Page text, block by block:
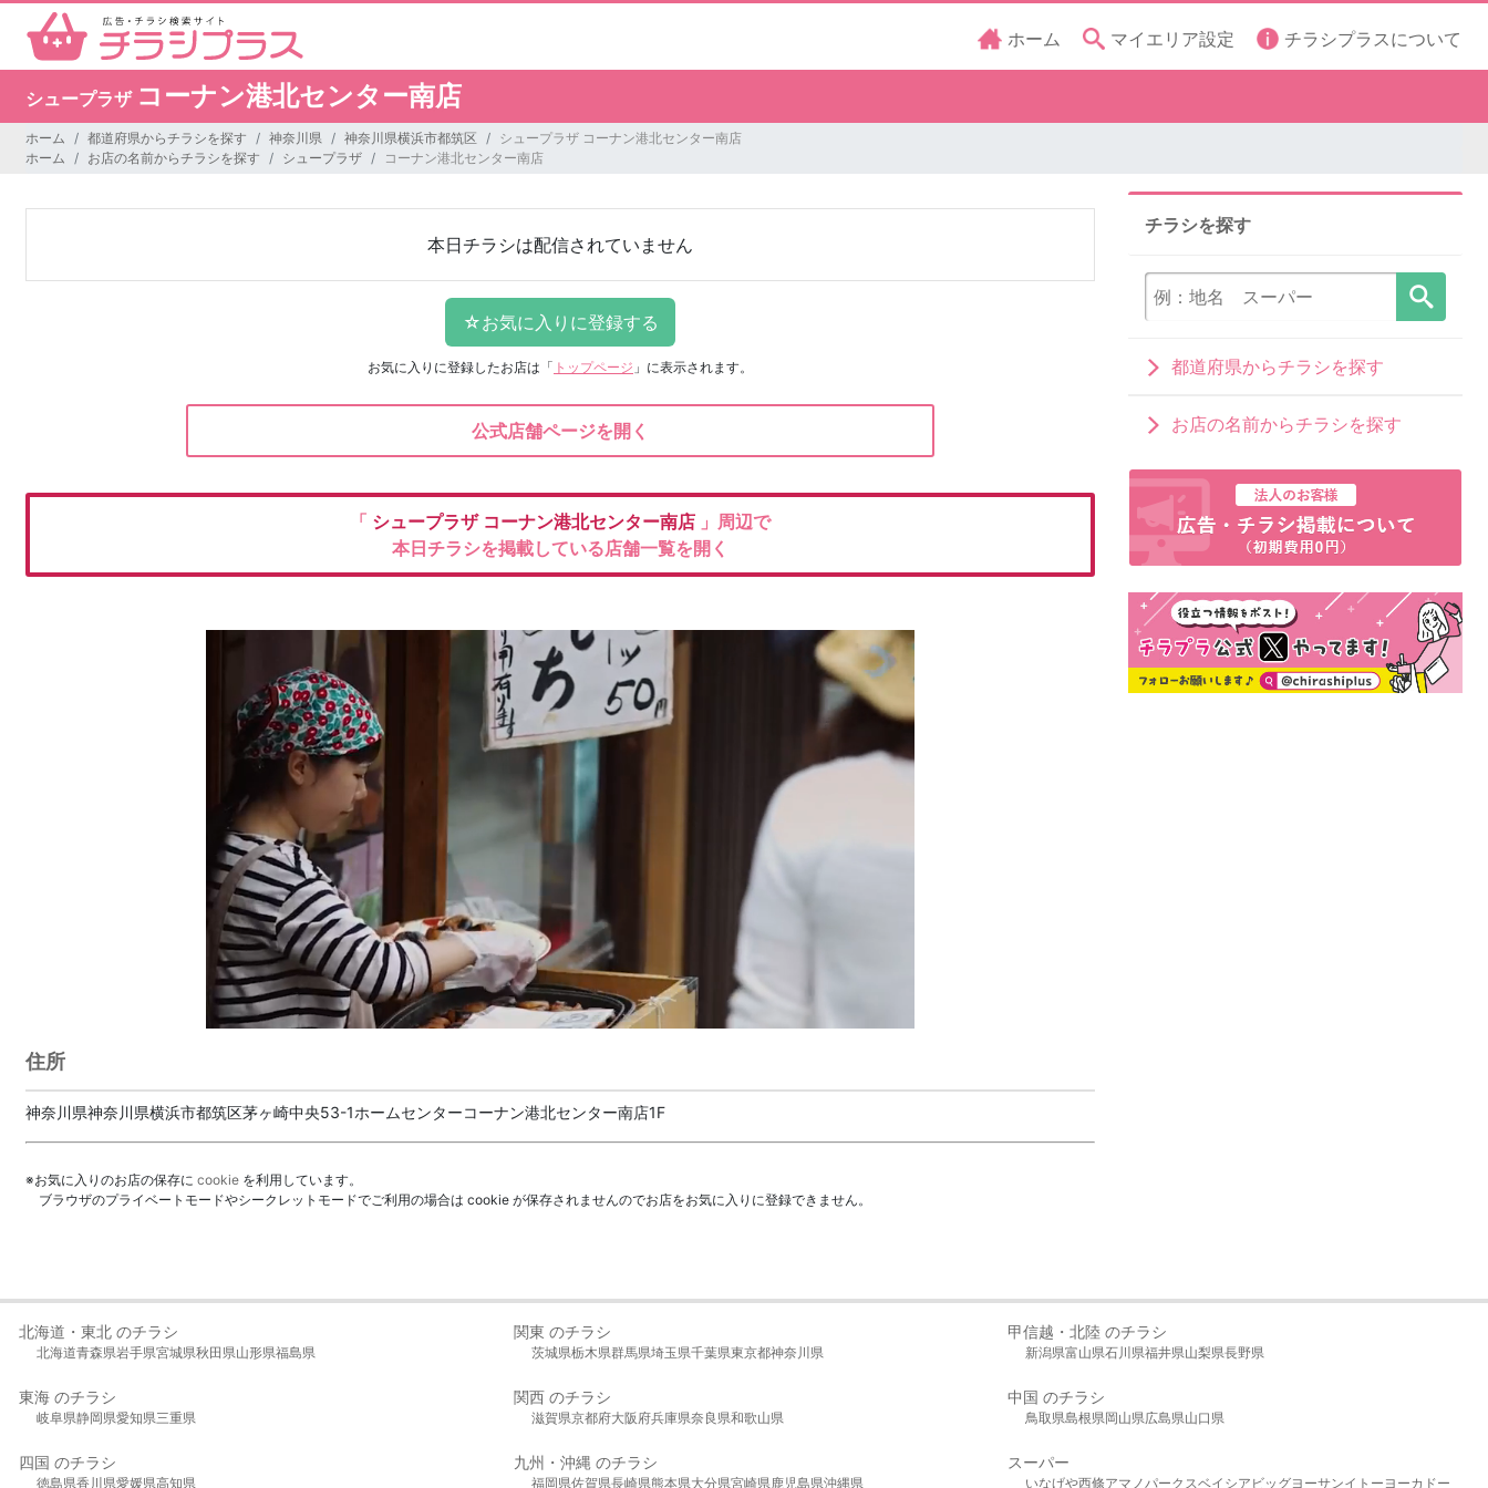
ホーム マイエリア設定 チラシプラスについて
シュープラザ コーナン港北センター南店
ホーム 都道府県からチラシを探す 神奈川県 神奈川県横浜市都筑区
シュープラザ コーナン港北センター南店
ホーム
お店の名前からチラシを探す シュープラザ コーナン港北センター南店
本日チラシは配信されていません
お気に入りに登録したお店は 「 トップページ 」に表示されます。
公式店舗ページを開く
「 シュープラザ コーナン港北センター南店 」周辺で
本日チラシを掲載している店舗一覧を開く
住所
神奈川県神奈川県横浜市都筑区茅ヶ崎中央53-1ホームセンターコーナン港北センター南店1F
※お気に入りのお店の保存に cookie を利用しています。
ブラウザのプライベートモードやシークレットモードでご利用の場合は cookie が保存されませんのでお店をお気に入りに登録できません。
チラシを探す
都道府県からチラシを探す
お店の名前からチラシを探す
北海道・東北 のチラシ
北海道青森県岩手県宮城県秋田県山形県福島県
関東 のチラシ
茨城県栃木県群馬県埼玉県千葉県東京都神奈川県
甲信越・北陸 のチラシ
新潟県富山県石川県福井県山梨県長野県
東海 のチラシ
岐阜県静岡県愛知県三重県
関西 のチラシ
滋賀県京都府大阪府兵庫県奈良県和歌山県
中国 のチラシ
鳥取県島根県岡山県広島県山口県
四国 のチラシ
徳島県香川県愛媛県高知県
九州・沖縄 のチラシ
福岡県佐賀県長崎県熊本県大分県宮崎県鹿児島県沖縄県
スーパー
いなげや西條アマノパークスベイシア ビッグヨーサンイトーヨーカドー